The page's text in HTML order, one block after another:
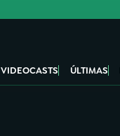
VIDEOCASTS ÚLTIMAS